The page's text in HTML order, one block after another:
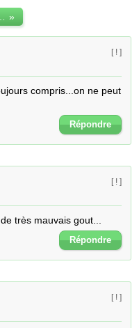
»
[ ! ]
compris...on ne peut
Répondre
[ ! ]
très mauvais gout...
Répondre
[ ! ]